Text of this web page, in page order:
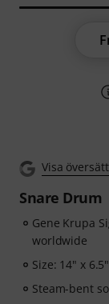
Visa
Snare Drum
Gene Krupa
worldwide
Size: 14" x 6.5"
Steam-bent